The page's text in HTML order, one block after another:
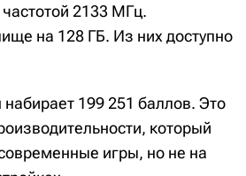
частотой 2133 МГц.
на 128 ГБ. Из них доступно
199 251 баллов. Это
который
игры, но не на